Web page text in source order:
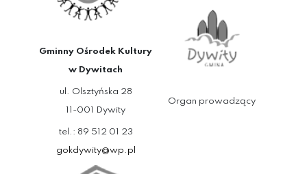
Gminny Ośrodek Kultury
w Dywitach
ul. Olsztyńska 28
11-001 Dywity
tel.: 89 512 01 23
gokdywity@wp.pl
Organ prowadzący